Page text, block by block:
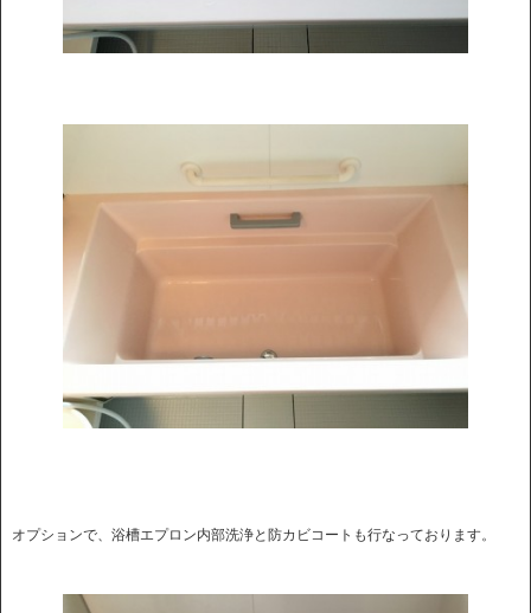
オプションで、浴槽エプロン内部洗浄と防カビコートも行なっております。